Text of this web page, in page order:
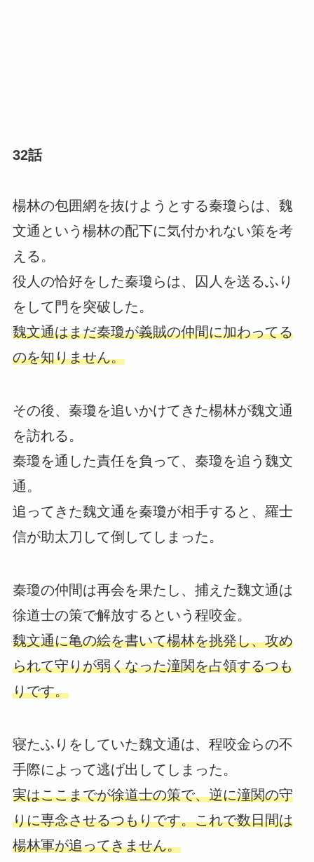
32話
楊林の包囲網を抜けようとする秦瓊らは、魏
文通という楊林の配下に気付かれない策を考
える。
役人の恰好をした秦瓊らは、囚人を送るふり
をして門を突破した。
魏文通はまだ秦瓊が義賊の仲間に加わってる
のを知りません。
その後、秦瓊を追いかけてきた楊林が魏文通
を訪れる。
秦瓊を通した責任を負って、秦瓊を追う魏文
通。
追ってきた魏文通を秦瓊が相手すると、羅士
信が助太刀して倒してしまった。
秦瓊の仲間は再会を果たし、捕えた魏文通は
徐道士の策で解放するという程咬金。
魏文通に亀の絵を書いて楊林を挑発し、攻め
られて守りが弱くなった潼関を占領するつも
りです。
寝たふりをしていた魏文通は、程咬金らの不
手際によって逃げ出してしまった。
実はここまでが徐道士の策で、逆に潼関の守
りに専念させるつもりです。これで数日間は
楊林軍が追ってきません。